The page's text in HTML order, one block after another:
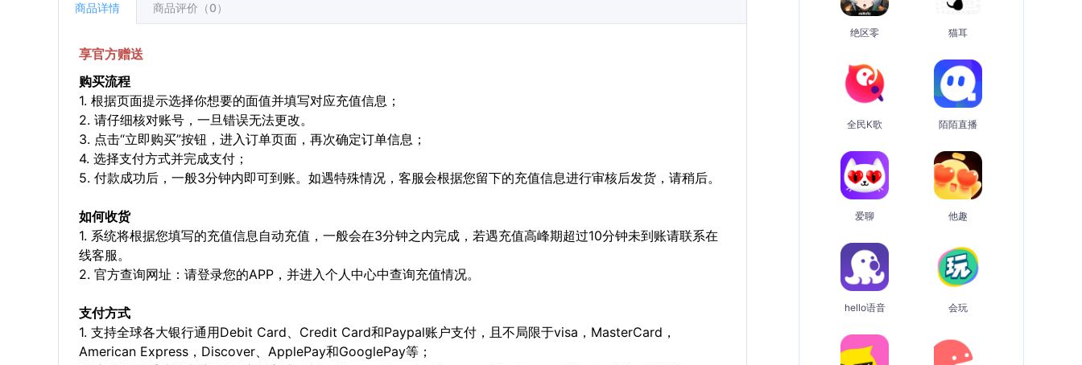
商品详情 商品评价（0）
享官方赠送
购买流程
1. 根据页面提示选择你想要的面值并填写对应充值信息；
2. 请仔细核对账号，一旦错误无法更改。
3. 点击“立即购买”按钮，进入订单页面，再次确定订单信息；
4. 选择支付方式并完成支付；
5. 付款成功后，一般3分钟内即可到账。如遇特殊情况，客服会根据您留下的充值信息进行审核后发货，请稍后。
如何收货
1. 系统将根据您填写的充值信息自动充值，一般会在3分钟之内完成，若遇充值高峰期超过10分钟未到账请联系在
线客服。
2. 官方查询网址：请登录您的APP，并进入个人中心中查询充值情况。
支付方式
1. 支持全球各大银行通用Debit Card、Credit Card和Paypal账户支付，且不局限于visa，MasterCard，
American Express，Discover、ApplePay和GooglePay等；
绝区零 猫耳
全民K歌 陌陌直播
爱聊 他趣
hello语音 会玩